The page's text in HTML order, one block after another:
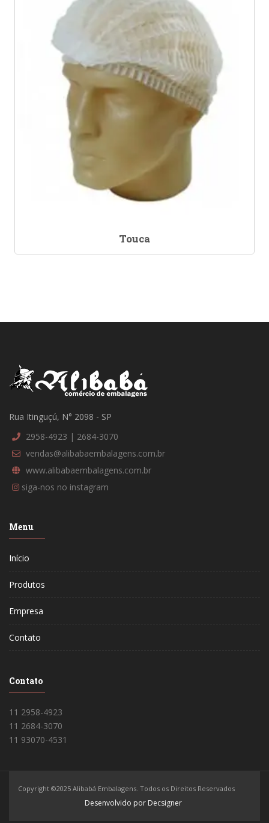
Touca
Rua Itinguçú, N° 2098 - SP
2958-4923 | 2684-3070
vendas@alibabaembalagens.com.br
www.alibabaembalagens.com.br
siga-nos no instagram
Menu
Início
Produtos
Empresa
Contato
Contato
11 2958-4923
11 2684-3070
11 93070-4531
Copyright ©2025 Alibabá Embalagens. Todos os Direitos Reservados
Desenvolvido por Decsigner